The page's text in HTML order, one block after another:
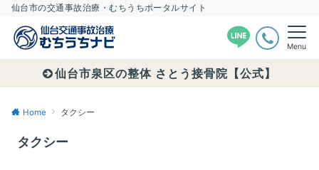
仙台市の交通事故治療・むちうちポータルサイト
Menu
仙台市泉区の整体 さとう接骨院【公式】
Home タクシー
タクシー